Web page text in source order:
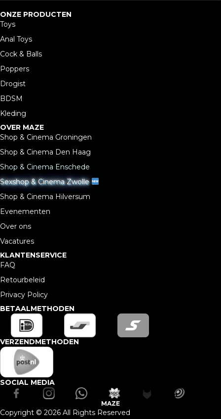
ONZE PRODUCTEN
Toys
Anal Toys
Cock & Balls
Poppers
Drogist
BDSM
Kleding
OVER MAZE
Shop & Cinema Groningen
Shop & Cinema Den Haag
Shop & Cinema Enschede
Sexshop & Cinema Zwolle
Shop & Cinema Hilversum
Evenementen
Over ons
Vacatures
KLANTENSERVICE
FAQ
Retourbeleid
Privacy Policy
BETAALMETHODEN
VERZENDMETHODEN
SOCIAL MEDIA
MAZE
Copyright © 2026 All Rights Reserved